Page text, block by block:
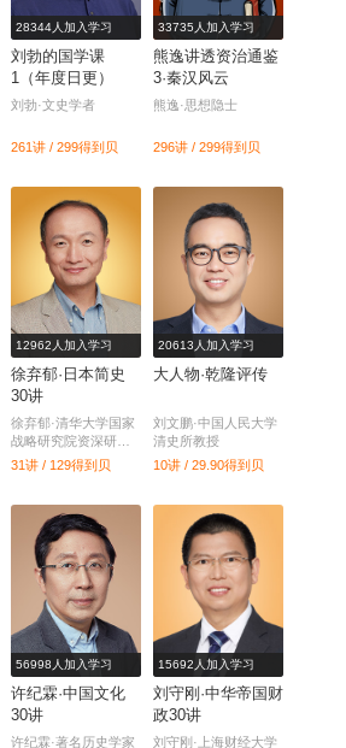
电子书
28344人加入学习
刘勃的国学课
1（年度日更）
刘勃·文史学者
261讲 / 299得到贝
33735人加入学习
熊逸讲透资治通鉴
3·秦汉风云
熊逸·思想隐士
296讲 / 299得到贝
12962人加入学习
徐弃郁·日本简史
30讲
徐弃郁·清华大学国家
战略研究院资深研究
员
31讲 / 129得到贝
20613人加入学习
大人物·乾隆评传
刘文鹏·中国人民大学
清史所教授
10讲 / 29.90得到贝
56998人加入学习
许纪霖·中国文化
30讲
许纪霖·著名历史学家
15692人加入学习
刘守刚·中华帝国财
政30讲
刘守刚·上海财经大学